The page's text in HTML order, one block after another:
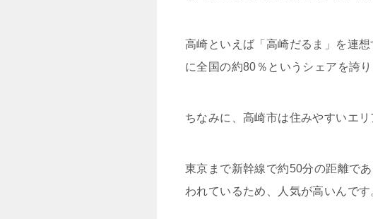
高崎といえば「高崎だるま」を連
に全国の約80％というシェアを誇
ちなみに、高崎市は住みやすいエリ
東京まで新幹線で約50分の距離で
われているため、人気が高いんです